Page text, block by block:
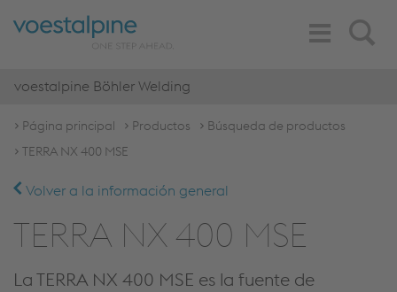
Search
Toggle
Navigation
voestalpine Böhler Welding
Página principal Productos
Búsqueda de productos
TERRA NX 400 MSE
Volver a la información general
TERRA NX 400 MSE
La TERRA NX 400 MSE es la fuente de